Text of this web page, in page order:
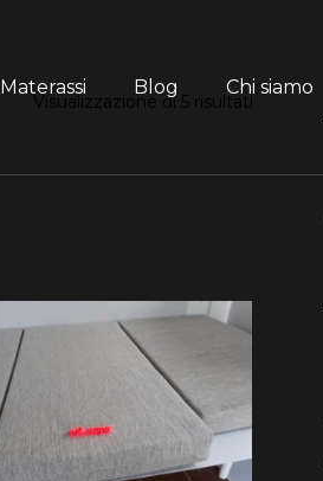
Materassi Blog Chi siamo
Visualizzazione di 5 risultati